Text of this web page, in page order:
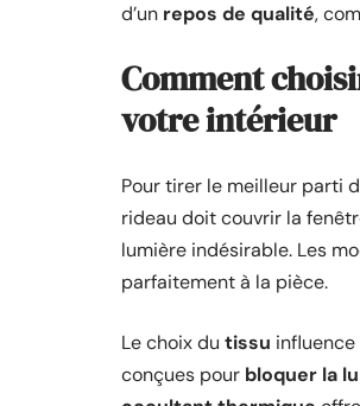
d’un repos de qualité,
Comment
votre intérieur
Pour tirer le meilleur parti
rideau doit couvrir la
lumière indésirable. Les
parfaitement à la pièce.
Le choix du tissu
conçues pour bloquer la